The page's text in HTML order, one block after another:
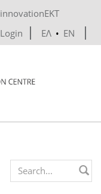
innovationEKT
Login
ΕΛ • EN
Search form